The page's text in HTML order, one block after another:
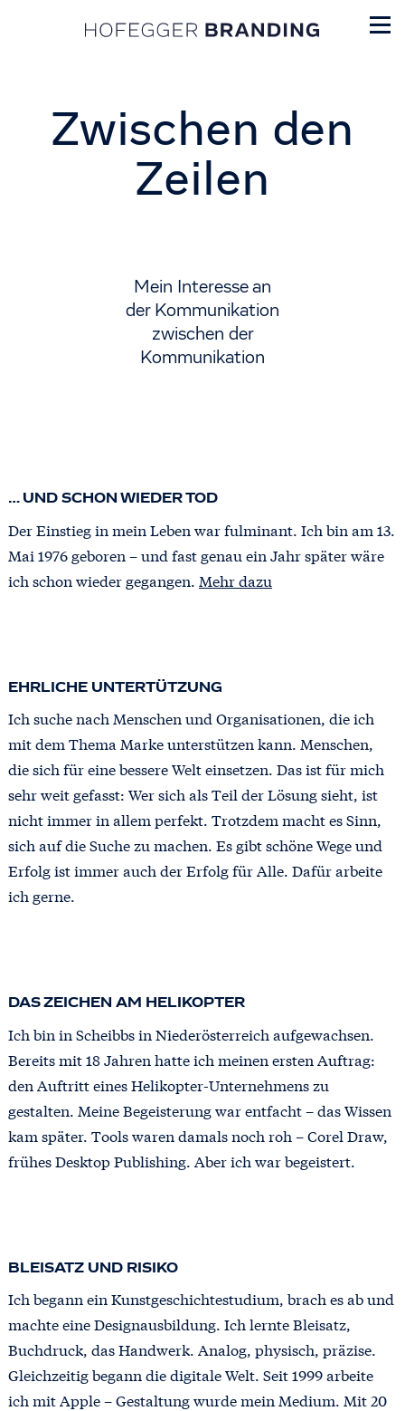
Zwischen den
Zeilen
Mein Interesse an
der Kommunikation
zwischen der
Kommunikation
… UND SCHON WIEDER TOD
Der Einstieg in mein Leben war fulminant. Ich bin am 13.
Mai 1976 geboren – und fast genau ein Jahr später wäre
ich schon wieder gegangen. Mehr dazu
EHRLICHE UNTERTÜTZUNG
Ich suche nach Menschen und Organisationen, die ich
mit dem Thema Marke unterstützen kann. Menschen,
die sich für eine bessere Welt einsetzen. Das ist für mich
sehr weit gefasst: Wer sich als Teil der Lösung sieht, ist
nicht immer in allem perfekt. Trotzdem macht es Sinn,
sich auf die Suche zu machen. Es gibt schöne Wege und
Erfolg ist immer auch der Erfolg für Alle. Dafür arbeite
ich gerne.
DAS ZEICHEN AM HELIKOPTER
Ich bin in Scheibbs in Niederösterreich aufgewachsen.
Bereits mit 18 Jahren hatte ich meinen ersten Auftrag:
den Auftritt eines Helikopter-Unternehmens zu
gestalten. Meine Begeisterung war entfacht – das Wissen
kam später. Tools waren damals noch roh – Corel Draw,
frühes Desktop Publishing. Aber ich war begeistert.
BLEISATZ UND RISIKO
Ich begann ein Kunstgeschichtestudium, brach es ab und
machte eine Designausbildung. Ich lernte Bleisatz,
Buchdruck, das Handwerk. Analog, physisch, präzise.
Gleichzeitig begann die digitale Welt. Seit 1999 arbeite
ich mit Apple – Gestaltung wurde mein Medium. Mit 20